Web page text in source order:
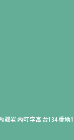
郡岩内町字高台134番